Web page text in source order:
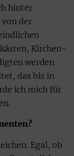
hinter
der
Kirchen-
werden
das bis in
ich mich für
Egal, ob